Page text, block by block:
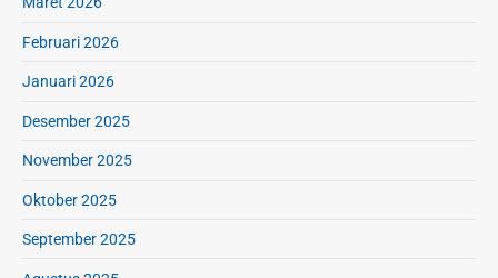
Februari 2026
Januari 2026
Desember 2025
November 2025
Oktober 2025
September 2025